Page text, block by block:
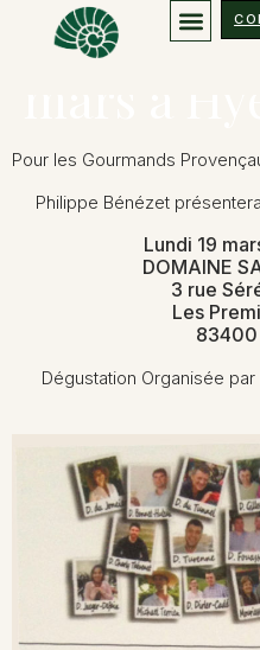
Pour les Gourmands
Philippe Bénézet
Lundi 19
DOMAINE
3 rue
Les
83400
Dégustation Organisée par